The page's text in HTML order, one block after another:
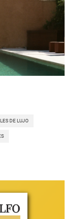
DE LUJO